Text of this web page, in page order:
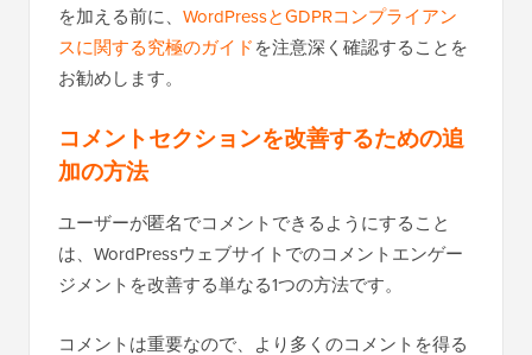
を加える前に、 WordPressとGDPRコンプライアン
スに関する究極のガイドを注意深く確認することを
お勧めします。
コメントセクションを改善するための追
加の方法
ユーザーが匿名でコメントできるようにすること
は、WordPressウェブサイトでのコメントエンゲー
ジメントを改善する単なる1つの方法です。
コメントは重要なので、より多くのコメントを得る